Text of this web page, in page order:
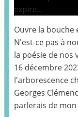
Ouvre la bouche
N'est-ce pas à
la poésie de nos
16 décembre
l'arborescence
Georges
parlerais de